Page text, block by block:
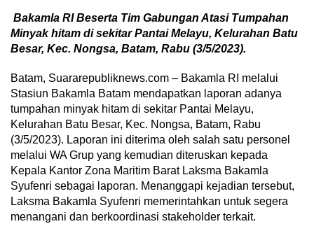
Bakamla RI Beserta Tim Gabungan Atasi Tumpahan
Minyak hitam di sekitar Pantai Melayu, Kelurahan Batu
Besar, Kec. Nongsa, Batam, Rabu (3/5/2023).
Batam, Suararepubliknews.com – Bakamla RI melalui
Stasiun Bakamla Batam mendapatkan laporan adanya
tumpahan minyak hitam di sekitar Pantai Melayu,
Kelurahan Batu Besar, Kec. Nongsa, Batam, Rabu
(3/5/2023). Laporan ini diterima oleh salah satu personel
melalui WA Grup yang kemudian diteruskan kepada
Kepala Kantor Zona Maritim Barat Laksma Bakamla
Syufenri sebagai laporan. Menanggapi kejadian tersebut,
Laksma Bakamla Syufenri memerintahkan untuk segera
menangani dan berkoordinasi stakeholder terkait.